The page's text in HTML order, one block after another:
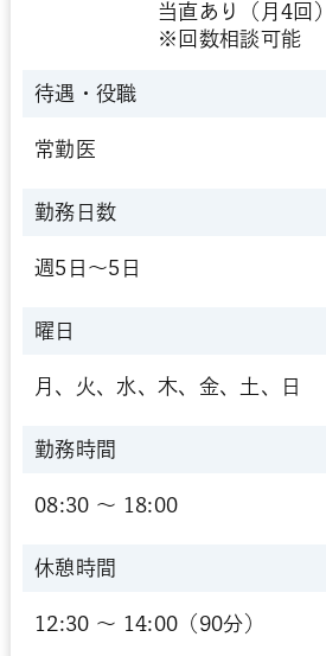
当直あり（月4回）
※回数相談可能
待遇・役職
常勤医
勤務日数
週5日～5日
曜日
月、火、水、木、金、土、日
勤務時間
08:30 〜 18:00
休憩時間
12:30 〜 14:00（90分）